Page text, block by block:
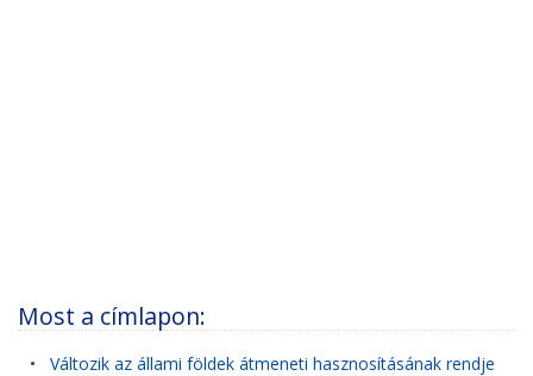
Most a címlapon:
• Változik az állami földek átmeneti hasznosításának rendje